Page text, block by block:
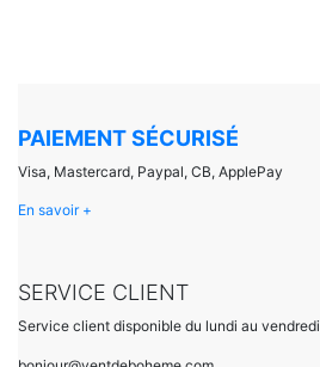
PAIEMENT SÉCURISÉ
Visa, Mastercard, Paypal, CB, ApplePay
En savoir +
SERVICE CLIENT
Service client disponible du lundi au vendredi